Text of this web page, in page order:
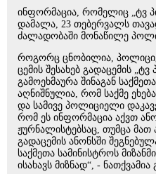
ინფორმაცია, რომელიც „ტვ
დამალა, 23 თებერვალს
ძალადობაში მონაწილე
როგორც ცნობილია,
ცემის შესახებ გადაცემის
გამოეხმაურა შინაგან
აღნიშნულია, რომ საქმე
და სამივე პოლიციელი
რომ ეს ინფორმაცია აქვთ
ჟურნალისტებსაც, თუმცა
გადაცემის ანონსში
საქმეთა სამინისტროს
ისახავს მიზნად“, - ნათქვამია